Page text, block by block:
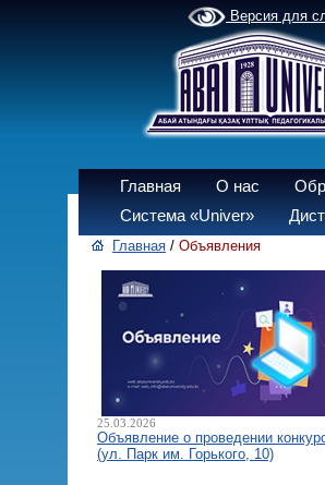
Версия для
Главная О нас
Система «Univer»
Главная / Объявления
25.03.2026
Объявление о проведении
(ул. Парк им. Горького, 10)